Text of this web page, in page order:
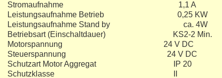
Stromaufnahme 1,1 A
Leistungsaufnahme Betrieb 0,25 KW
Leistungsaufnahme Stand by ca. 4W
Betriebsart (Einschaltdauer) KS2-2 Min.
Motorspannung 24 V DC
Steuerspannung 24 V DC
Schutzart Motor Aggregat IP 20
Schutzklasse II